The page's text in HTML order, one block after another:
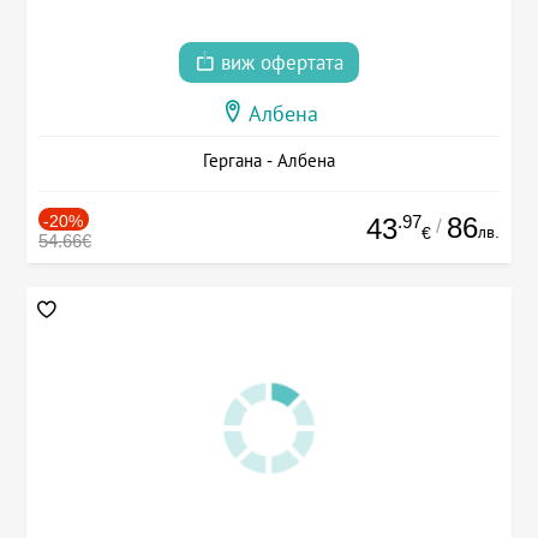
виж офертата
Албена
Гергана - Албена
-20%
54.66€ 43.97
€ / 86лв.